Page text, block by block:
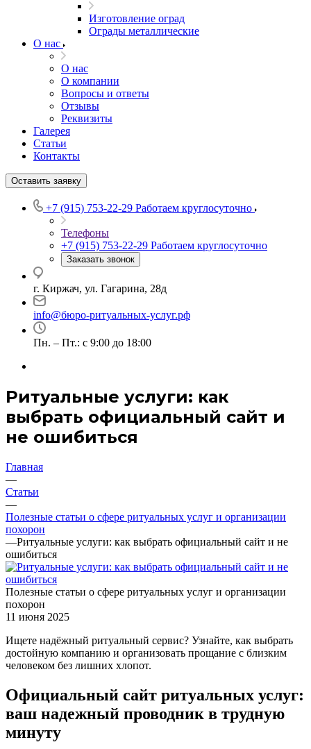
Изготовление оград
Ограды металлические
О нас
О нас
О компании
Вопросы и ответы
Отзывы
Реквизиты
Галерея
Статьи
Контакты
Оставить заявку
+7 (915) 753-22-29 Работаем круглосуточно
Телефоны
+7 (915) 753-22-29 Работаем круглосуточно
Заказать звонок
г. Киржач, ул. Гагарина, 28д
info@бюро-ритуальных-услуг.рф
Пн. – Пт.: с 9:00 до 18:00
Ритуальные услуги: как
выбрать официальный сайт и
не ошибиться
Главная
—
Статьи
—
Полезные статьи о сфере ритуальных услуг и организации
похорон
—Ритуальные услуги: как выбрать официальный сайт и не
ошибиться
Полезные статьи о сфере ритуальных услуг и организации
похорон
11 июня 2025
Ищете надёжный ритуальный сервис? Узнайте, как выбрать
достойную компанию и организовать прощание с близким
человеком без лишних хлопот.
Официальный сайт ритуальных услуг:
ваш надежный проводник в трудную
минуту